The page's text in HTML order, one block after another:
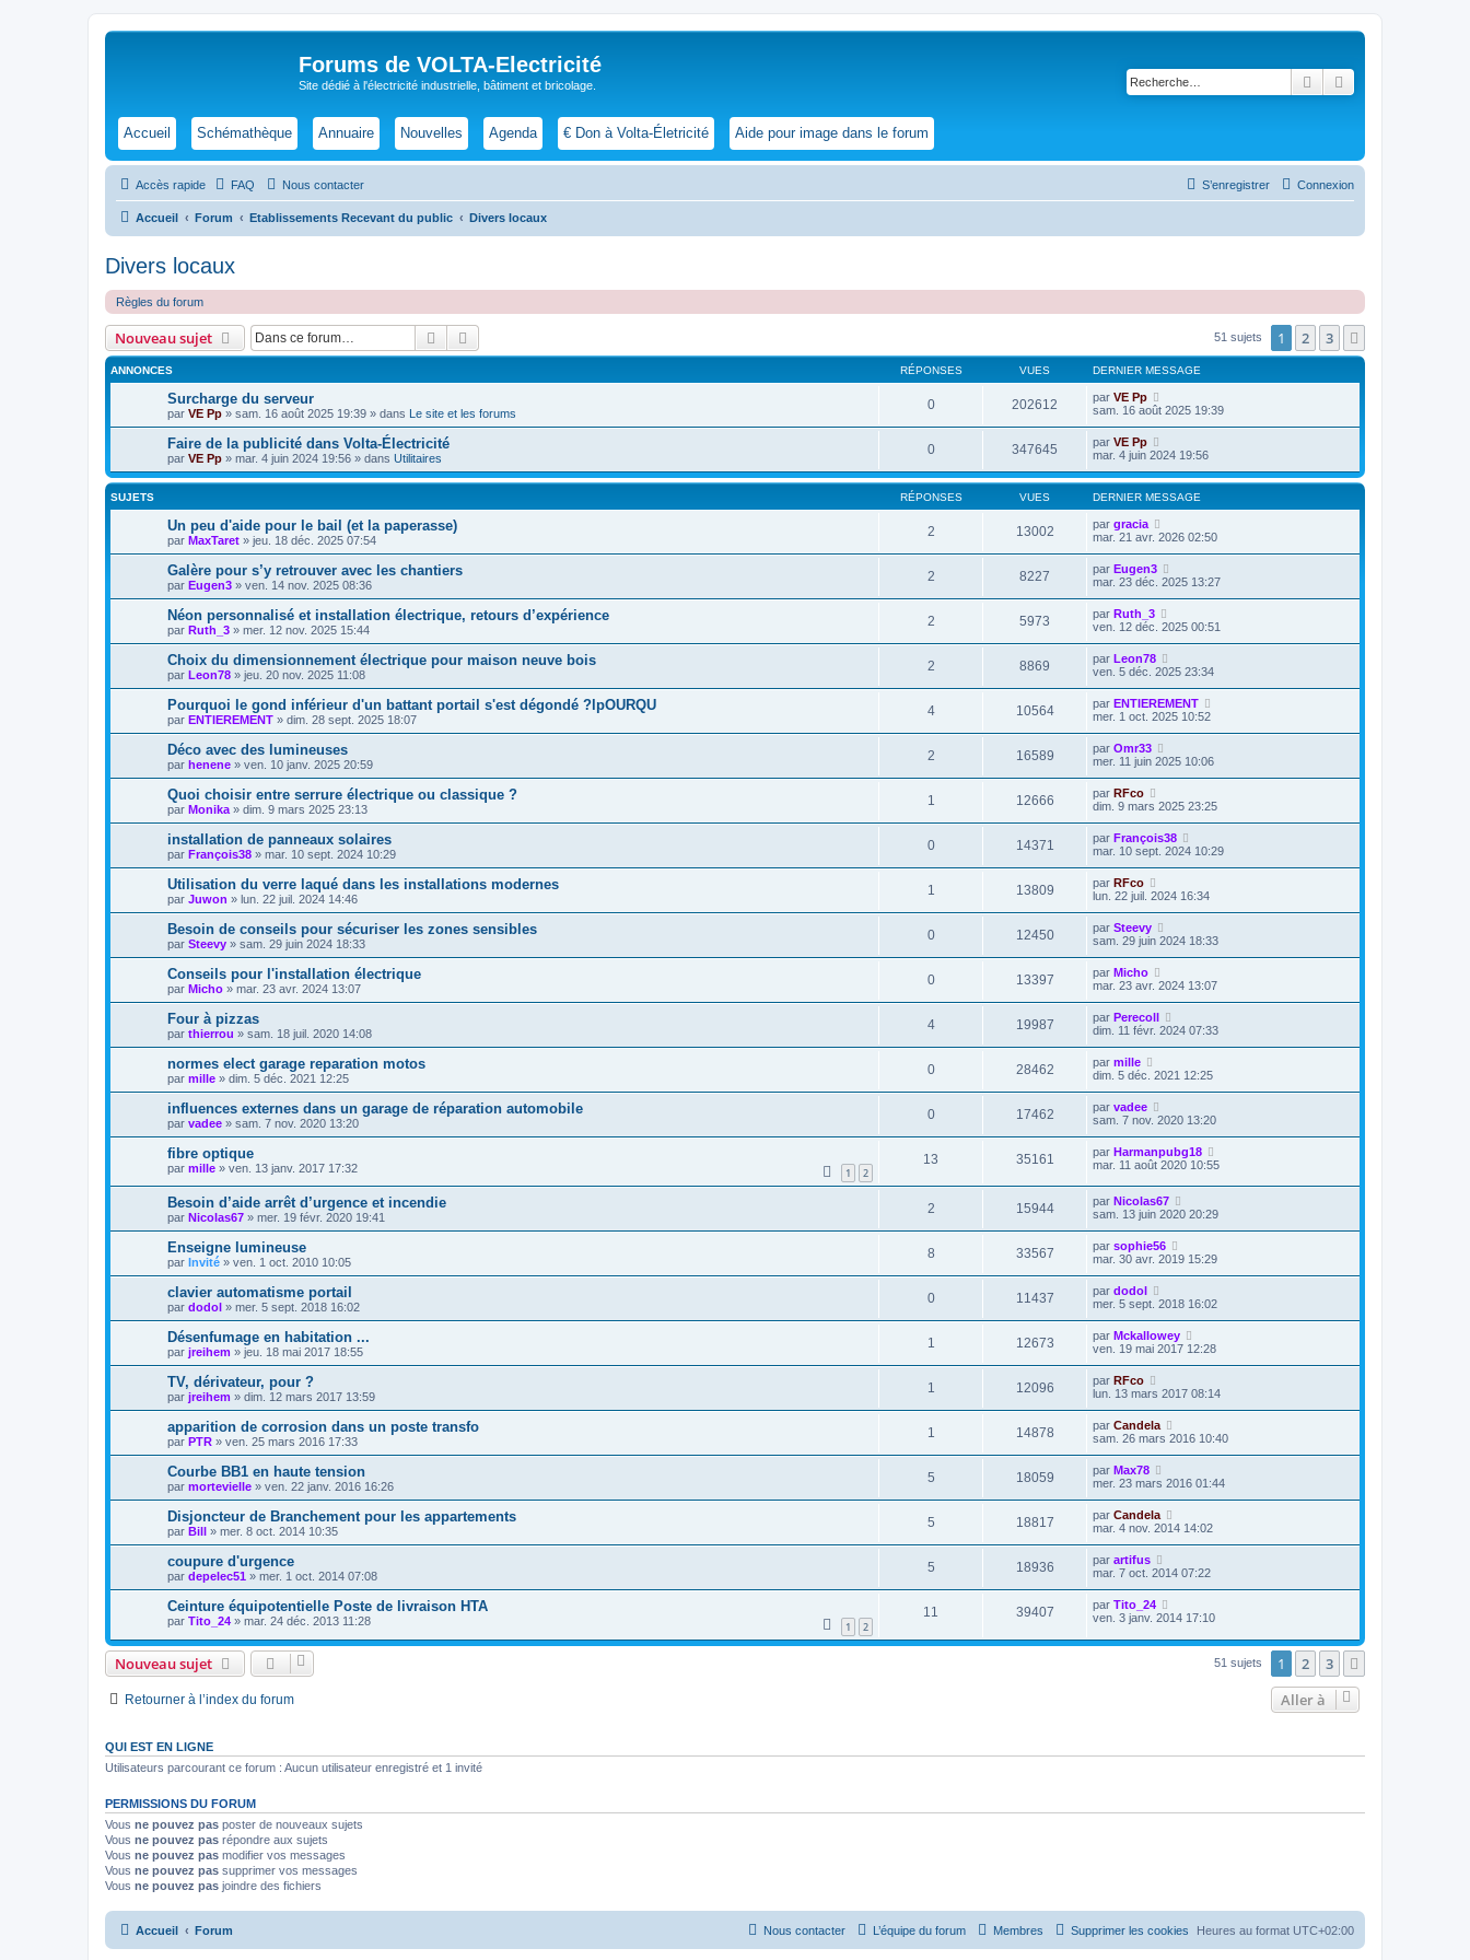
Forums de VOLTA-Electricité
Site dédié à l'électricité industrielle, bâtiment et bricolage. Rechercher
Accueil Schémathèque Annuaire Nouvelles Agenda € Don à Volta-Életricité Aide pour image dans le forum
Accès rapide FAQ Nous contacter Connexion
S’enregistrer
Accueil Forum Etablissements Recevant du public Divers locaux
Divers locaux
Règles du forum
Nouveau sujet Rechercher 51 sujets 1 2 3
ANNONCES RÉPONSES VUES DERNIER MESSAGE
Surcharge du serveur
par VE Pp » sam. 16 août 2025 19:39 » dans Le site et les forums
0 202612 par VE Pp
sam. 16 août 2025 19:39
Faire de la publicité dans Volta-Électricité
par VE Pp » mar. 4 juin 2024 19:56 » dans Utilitaires
0 347645 par VE Pp
mar. 4 juin 2024 19:56
SUJETS RÉPONSES VUES DERNIER MESSAGE
Un peu d'aide pour le bail (et la paperasse)
par MaxTaret » jeu. 18 déc. 2025 07:54
2 13002 par gracia
mar. 21 avr. 2026 02:50
Galère pour s’y retrouver avec les chantiers
par Eugen3 » ven. 14 nov. 2025 08:36
2 8227 par Eugen3
mar. 23 déc. 2025 13:27
Néon personnalisé et installation électrique, retours d’expérience
par Ruth_3 » mer. 12 nov. 2025 15:44
2 5973 par Ruth_3
ven. 12 déc. 2025 00:51
Choix du dimensionnement électrique pour maison neuve bois
par Leon78 » jeu. 20 nov. 2025 11:08
2 8869 par Leon78
ven. 5 déc. 2025 23:34
Pourquoi le gond inférieur d'un battant portail s'est dégondé ?lpOURQU
par ENTIEREMENT » dim. 28 sept. 2025 18:07
4 10564 par ENTIEREMENT
mer. 1 oct. 2025 10:52
Déco avec des lumineuses
par henene » ven. 10 janv. 2025 20:59
2 16589 par Omr33
mer. 11 juin 2025 10:06
Quoi choisir entre serrure électrique ou classique ?
par Monika » dim. 9 mars 2025 23:13
1 12666 par RFco
dim. 9 mars 2025 23:25
installation de panneaux solaires
par François38 » mar. 10 sept. 2024 10:29
0 14371 par François38
mar. 10 sept. 2024 10:29
Utilisation du verre laqué dans les installations modernes
par Juwon » lun. 22 juil. 2024 14:46
1 13809 par RFco
lun. 22 juil. 2024 16:34
Besoin de conseils pour sécuriser les zones sensibles
par Steevy » sam. 29 juin 2024 18:33
0 12450 par Steevy
sam. 29 juin 2024 18:33
Conseils pour l'installation électrique
par Micho » mar. 23 avr. 2024 13:07
0 13397 par Micho
mar. 23 avr. 2024 13:07
Four à pizzas
par thierrou » sam. 18 juil. 2020 14:08
4 19987 par Perecoll
dim. 11 févr. 2024 07:33
normes elect garage reparation motos
par mille » dim. 5 déc. 2021 12:25
0 28462 par mille
dim. 5 déc. 2021 12:25
influences externes dans un garage de réparation automobile
par vadee » sam. 7 nov. 2020 13:20
0 17462 par vadee
sam. 7 nov. 2020 13:20
fibre optique
par mille » ven. 13 janv. 2017 17:32 1 2
13 35161 par Harmanpubg18
mar. 11 août 2020 10:55
Besoin d’aide arrêt d’urgence et incendie
par Nicolas67 » mer. 19 févr. 2020 19:41
2 15944 par Nicolas67
sam. 13 juin 2020 20:29
Enseigne lumineuse
par Invité » ven. 1 oct. 2010 10:05
8 33567 par sophie56
mar. 30 avr. 2019 15:29
clavier automatisme portail
par dodol » mer. 5 sept. 2018 16:02
0 11437 par dodol
mer. 5 sept. 2018 16:02
Désenfumage en habitation ...
par jreihem » jeu. 18 mai 2017 18:55
1 12673 par Mckallowey
ven. 19 mai 2017 12:28
TV, dérivateur, pour ?
par jreihem » dim. 12 mars 2017 13:59
1 12096 par RFco
lun. 13 mars 2017 08:14
apparition de corrosion dans un poste transfo
par PTR » ven. 25 mars 2016 17:33
1 14878 par Candela
sam. 26 mars 2016 10:40
Courbe BB1 en haute tension
par mortevielle » ven. 22 janv. 2016 16:26
5 18059 par Max78
mer. 23 mars 2016 01:44
Disjoncteur de Branchement pour les appartements
par Bill » mer. 8 oct. 2014 10:35
5 18817 par Candela
mar. 4 nov. 2014 14:02
coupure d'urgence
par depelec51 » mer. 1 oct. 2014 07:08
5 18936 par artifus
mar. 7 oct. 2014 07:22
Ceinture équipotentielle Poste de livraison HTA
par Tito_24 » mar. 24 déc. 2013 11:28 1 2
11 39407 par Tito_24
ven. 3 janv. 2014 17:10
Nouveau sujet 51 sujets 1 2 3
Retourner à l’index du forum Aller à
QUI EST EN LIGNE
Utilisateurs parcourant ce forum : Aucun utilisateur enregistré et 1 invité
PERMISSIONS DU FORUM
Vous ne pouvez pas poster de nouveaux sujets
Vous ne pouvez pas répondre aux sujets
Vous ne pouvez pas modifier vos messages
Vous ne pouvez pas supprimer vos messages
Vous ne pouvez pas joindre des fichiers
Accueil Forum Heures au format UTC+02:00
Supprimer les cookies
Membres
L’équipe du forum
Nous contacter